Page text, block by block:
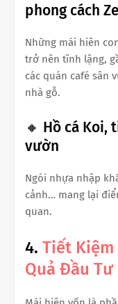
phong cách
Những mái hiên
trở nên tĩnh lặng,
các quán café sân
nhà gỗ.
🔸 Hồ cá Koi,
vườn
Ngói nhựa nhập
cảnh… mang lại
quan.
4. Tiết Kiệm
Quả Đầu Tư